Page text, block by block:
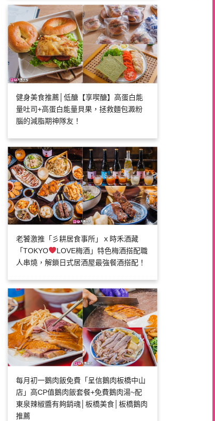
健身美食推薦│低醣【享喫醣】高蛋白能
量吐司+高蛋白能量貝果，拯救麵包澱粉
腦的減脂期神隊友！
老饕激推「彡耕居食事所」ｘ時禾酒藏
「TOKYO
LOVE梅酒」特色梅酒搭配職
人串燒，解鎖日式居酒屋最強餐酒搭配！
每月初一鵝肉飯免費「呈信鵝肉板橋中山
店」高CP值鵝肉飯套餐+免費鵝肉湯~配
東泉辣椒醬有夠銷魂│板橋美食│板橋鵝肉
推薦